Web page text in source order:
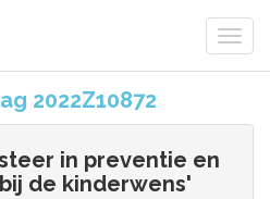
2022Z10872
in preventie en
de kinderwens'